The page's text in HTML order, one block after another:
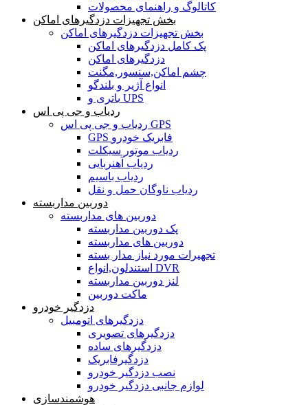
کاتالوگ و راهنمای محصولات
بخش تجهیزات دزدگیرهای اماکن
بخش تجهیزات دزدگیرهای اماکن
پک کامل دزدگیرهای اماکن
دزدگیرهای اماکن
چشم اماکن,سنسور,مگنت
انواع آژیر و بلندگو
باتری و UPS
ردیاب و جی پی اس
ردیاب و جی پی اس GPS
GPS فابریک خودرو
ردیاب موتور سیکلت
ردیاب آهنربایی
ردیاب باسیم
ردیاب ناوگان حمل و نقل
دوربین مداربسته
دوربین های مداربسته
پک دوربین مداربسته
دوربین های مداربسته
تجهیرات مورد نیاز مدار بسته
استندلون,انواع DVR
لنز دوربین مداربسته
ماکت دوربین
دزدگیر خودرو
دزدگیرهای اتومبیل
دزدگیرهای تصویری
دزدگیرهای ساده
دزدگیرفابریک
نصب دزدگیر خودرو
لوازم جانبی دزدگیر خودرو
هوشمندسازی